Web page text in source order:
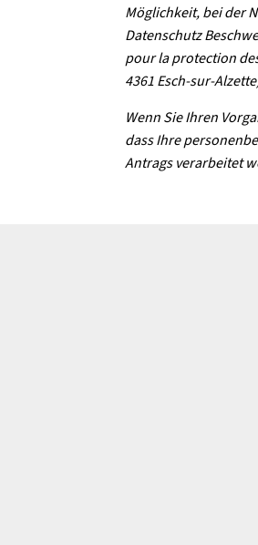
Möglichkeit, bei der
Datenschutz
pour la protection
4361 Esch-sur-
Wenn Sie Ihren
dass Ihre
Antrags verarbeitet